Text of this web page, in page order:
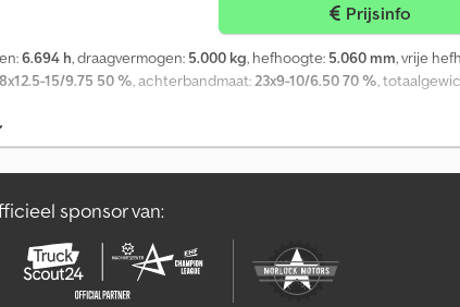
Prijsinfo
6.694 h, draagvermogen: 5.000 kg, hefhoogte: 5.060 mm, vrije
15/9.75 50 %, achterbandmaat:23x9-10/6.50 70 %,
sponsor van: